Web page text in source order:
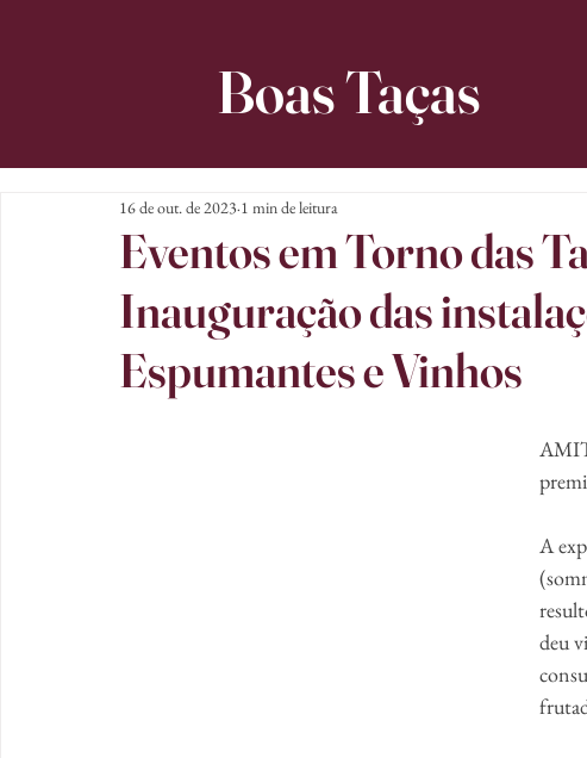
Boas Taças
Eventos em Torno das
Inauguração das
Espumantes e Vinhos
16 de out. de 2023 1 min de leitura
A
deu